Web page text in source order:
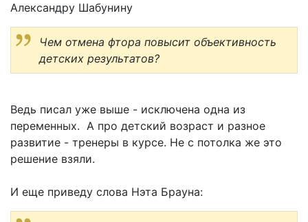
Александру Шабунину
Чем отмена фтора повысит объективность
детских результатов?
Ведь писал уже выше - исключена одна из
переменных. А про детский возраст и разное
развитие - тренеры в курсе. Не с потолка же это
решение взяли.
И еще приведу слова Нэта Брауна: